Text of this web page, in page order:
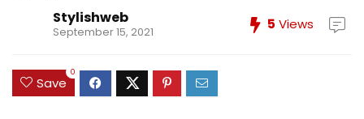
Stylishweb
September 15, 2021 5 Views
Save
0